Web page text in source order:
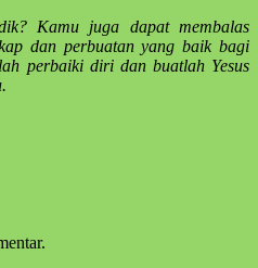
Kamu juga dapat membalas
dan perbuatan yang baik bagi
perbaiki diri dan buatlah Yesus